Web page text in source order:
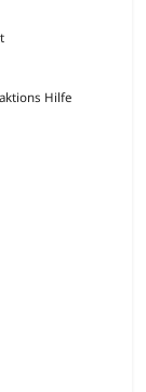
Hilfe